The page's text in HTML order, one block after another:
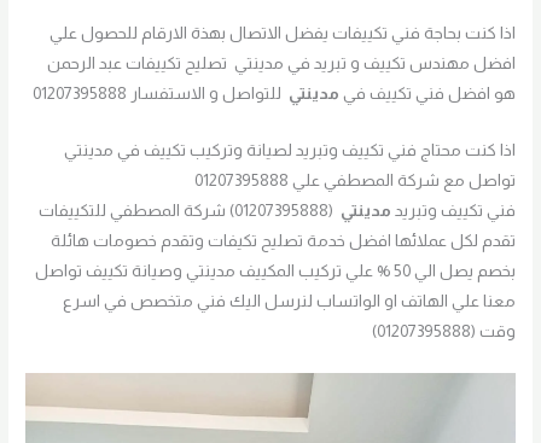
اذا كنت بحاجة فني تكييفات يفضل الاتصال بهذة الارقام للحصول علي
افضل مهندس تكييف و تبريد في مدينتي تصليح تكييفات عبد الرحمن
هو افضل فني تكييف في مدينتي للتواصل و الاستفسار 01207395888
اذا كنت محتاج فني تكييف وتبريد لصيانة وتركيب تكييف في مدينتي
تواصل مع شركة المصطفي علي 01207395888
فني تكييف وتبريد مدينتي
(01207395888) شركة المصطفي للتكييفات
تقدم لكل عملائها افضل خدمة تصليح تكيفات وتقدم خصومات هائلة
بخصم يصل الي 50 % علي تركيب المكييف مدينتي وصيانة تكييف تواصل
معنا علي الهاتف او الواتساب لنرسل اليك فني متخصص في اسرع
وقت (01207395888)